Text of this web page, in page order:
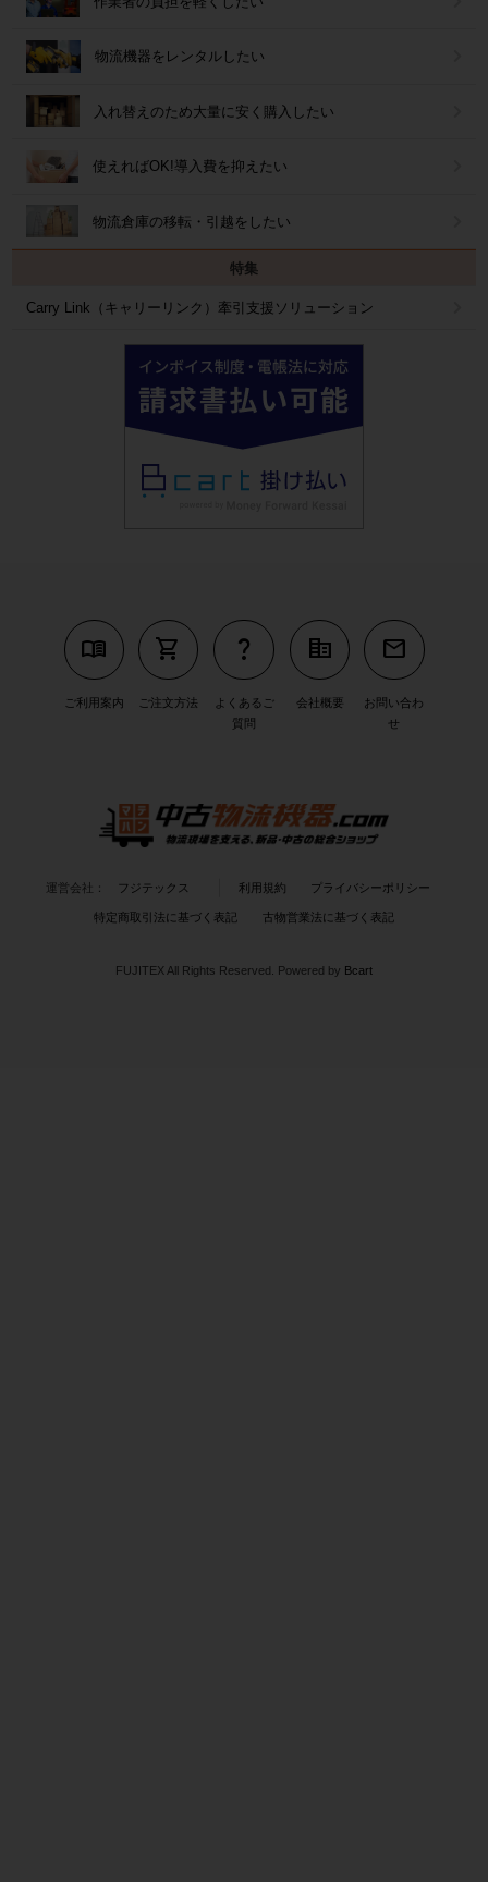
物流機器をレンタルしたい
入れ替えのため大量に安く購入したい
使えればOK!導入費を抑えたい
物流倉庫の移転・引越をしたい
特集
Carry Link（キャリーリンク）牽引支援ソリューション
menu_book
ご利用案内
shopping_cart
ご注文方法
question_mark
よくあるご
質問
corporate_fare
会社概要
mail
お問い合わ
せ
運営会社： フジテックス 利用規約 プライバシーポリシー
特定商取引法に基づく表記 古物営業法に基づく表記
FUJITEX All Rights Reserved. Powered by Bcart